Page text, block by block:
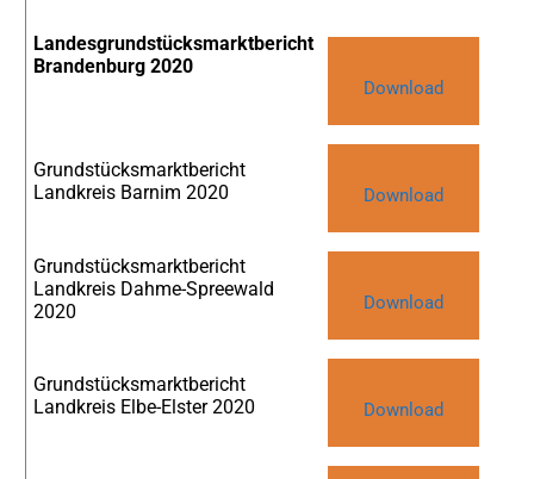
Landesgrundstücksmarktbericht
Brandenburg 2020
Download
Grundstücksmarktbericht
Landkreis Barnim 2020
Download
Grundstücksmarktbericht
Landkreis Dahme-Spreewald
2020
Download
Grundstücksmarktbericht
Landkreis Elbe-Elster 2020
Download